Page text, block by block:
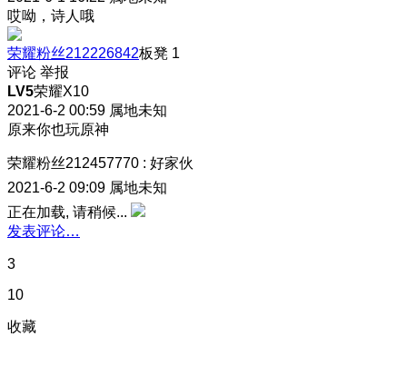
哎呦，诗人哦
荣耀粉丝212226842板凳 1
评论 举报
LV5荣耀X10
2021-6-2 00:59 属地未知
原来你也玩原神
荣耀粉丝212457770 : 好家伙
2021-6-2 09:09 属地未知
正在加载, 请稍候...
发表评论…
3
10
收藏